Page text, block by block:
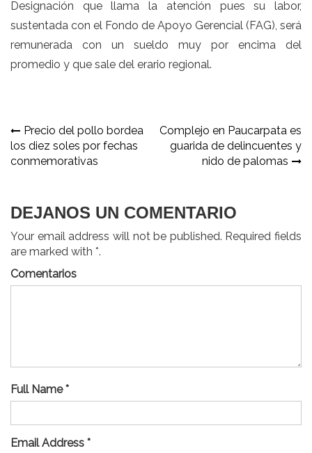
Designación que llama la atención pues su labor,
sustentada con el Fondo de Apoyo Gerencial (FAG), será
remunerada con un sueldo muy por encima del
promedio y que sale del erario regional.
Navegación
de
Precio del pollo bordea
los diez soles por fechas
conmemorativas
Complejo en Paucarpata es
guarida de delincuentes y
nido de palomas
DEJANOS UN COMENTARIO
Your email address will not be published. Required fields
are marked with *.
Comentarios
Full Name *
Email Address *